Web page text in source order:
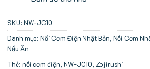
SKU: NW-JC10
Danh mục: Nồi Cơm Điện Nhật Bản, Nồi Cơm
Nấu Ăn
Thẻ: nồi cơm điện, NW-JC10, Zojirushi